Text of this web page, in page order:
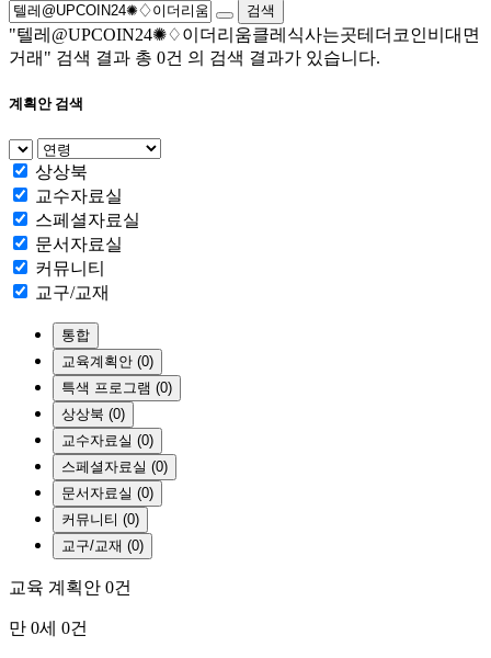
검색
"텔레@UPCOIN24✺♢이더리움클레식사는곳테더코인비대면
거래" 검색 결과 총 0건 의 검색 결과가 있습니다.
계획안 검색
상상북
교수자료실
스페셜자료실
문서자료실
커뮤니티
교구/교재
통합
교육계획안 (0)
특색 프로그램 (0)
상상북 (0)
교수자료실 (0)
스페셜자료실 (0)
문서자료실 (0)
커뮤니티 (0)
교구/교재 (0)
교육 계획안 0건
만 0세 0건